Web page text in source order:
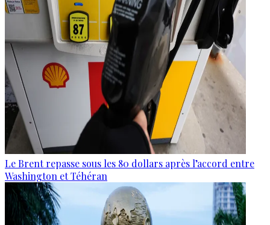
Le Brent repasse sous les 80 dollars après l’accord entre
Washington et Téhéran